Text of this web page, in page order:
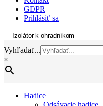
GDPR
Prihlásiť sa
Vyhľadať...
×
Hadice
Odsávacie hadice